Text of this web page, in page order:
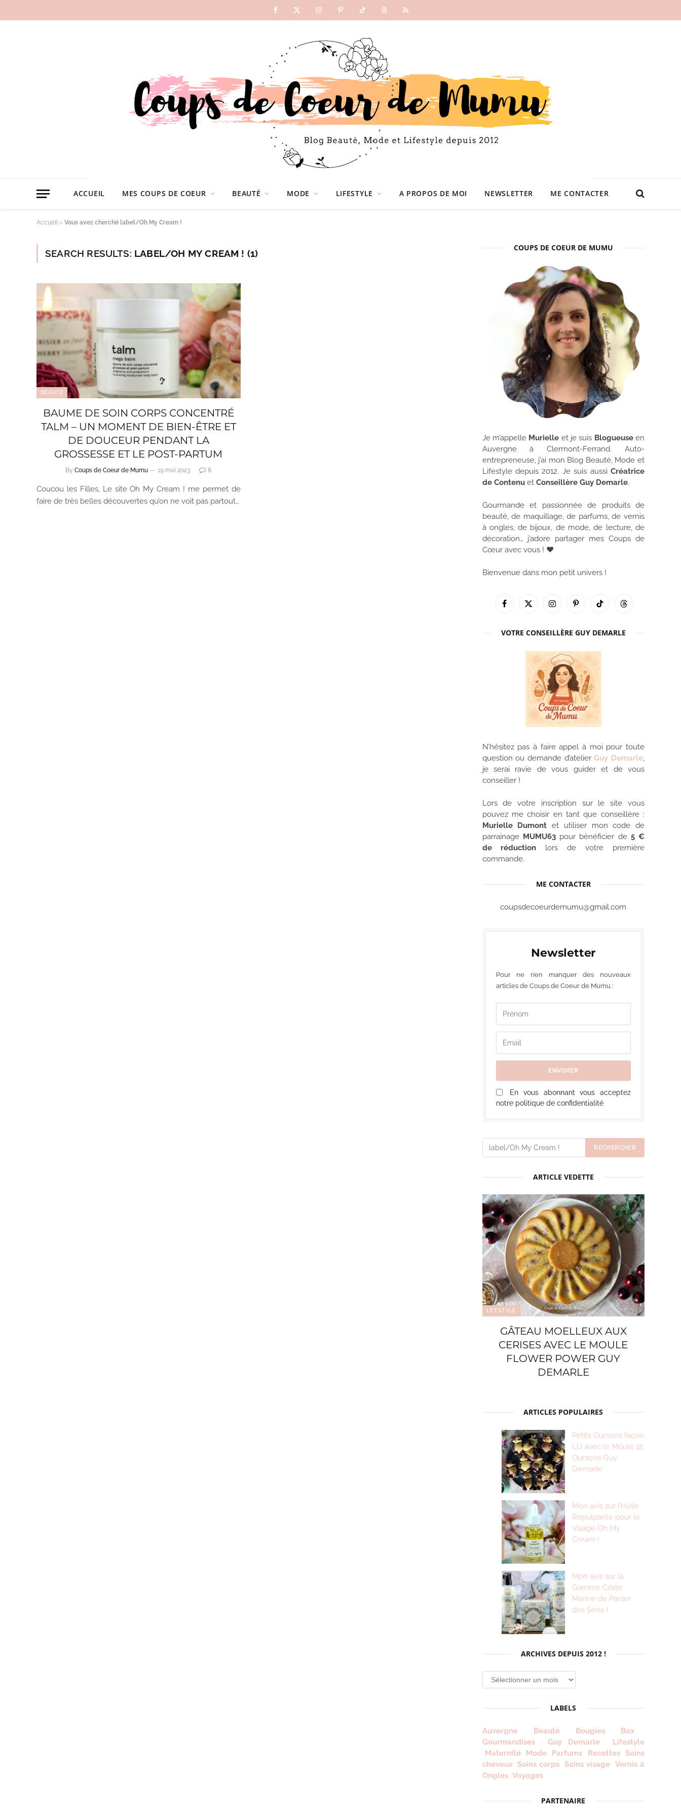
Facebook
X
InstagramPinterestTikTokThreadsRSS
ACCUEIL MES COUPS DE COEUR BEAUTÉ MODE LIFESTYLE A PROPOS DE MOI NEWSLETTER ME CONTACTER
Accueil » Vous avez cherché label/Oh My Cream !
SEARCH RESULTS: LABEL/OH MY CREAM ! (1)
BEAUTÉ
BAUME DE SOIN CORPS CONCENTRÉ
TALM – UN MOMENT DE BIEN-ÊTRE ET
DE DOUCEUR PENDANT LA
GROSSESSE ET LE POST-PARTUM
By Coups de Coeur de Mumu 19 mai 2023 8
Coucou les Filles, Le site Oh My Cream ! me permet de
faire de très belles découvertes qu’on ne voit pas partout…
COUPS DE COEUR DE MUMU
Je m’appelle Murielle et je suis Blogueuseen
Auvergne à Clermont-Ferrand. Auto-
entrepreneuse, j’ai mon Blog Beauté, Mode et
Lifestyle depuis 2012. Je suis aussi Créatrice
de Contenuet Conseillère Guy Demarle.
Gourmande et passionnée de produits de
beauté, de maquillage, de parfums, de vernis
à ongles, de bijoux, de mode, de lecture, de
décoration… j’adore partager mes Coups de
Cœur avec vous ! ♥
Bienvenue dans mon petit univers !
Facebook
X
InstagramPinterestTikTok Threads
VOTRE CONSEILLÈRE GUY DEMARLE
N’hésitez pas à faire appel à moi pour toute
question ou demande d’atelierGuy Demarle,
je serai ravie de vous guider et de vous
conseiller !
Lors de votre inscription sur le site vous
pouvez me choisir en tant que conseillère :
Murielle Dumont et utiliser mon code de
parrainage MUMU63pour bénéficier de 5 €
de réduction lors de votre première
commande.
ME CONTACTER
coupsdecoeurdemumu@gmail.com
Newsletter
Pour ne rien manquer des nouveaux
articles de Coups de Coeur de Mumu :
En vous abonnant vous acceptez
notre politique de confidentialité
ARTICLE VEDETTE
LIFESTYLE
GÂTEAU MOELLEUX AUX
CERISES AVEC LE MOULE
FLOWER POWER GUY
DEMARLE
ARTICLES POPULAIRES
Petits Oursons façon
LU avec le Moule 12
Oursons Guy
Demarle
Mon avis sur l’Huile
Repulpante pour le
Visage Oh My
Cream !
Mon avis sur la
Gamme Criste
Marine de Panier
des Sens !
ARCHIVES DEPUIS 2012 !
Archives
depuis
!
LABELS
Auvergne Beauté Bougies
Box
Gourmandises
Guy Demarle
Lifestyle
Maternité
Mode Parfums Recettes Soins
cheveux Soins corps Soins visage Vernis à
Ongles Voyages
PARTENAIRE